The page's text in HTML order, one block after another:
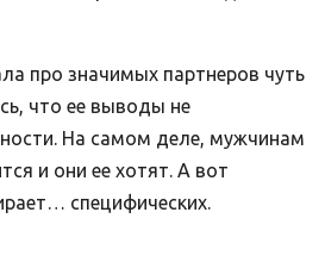
про значимых партнеров чуть
что ее выводы не
На самом деле, мужчинам
и они ее хотят. А вот
специфических.